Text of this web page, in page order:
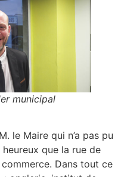
municipal
le Maire qui n’a pas pu
que la rue de
Dans tout ce